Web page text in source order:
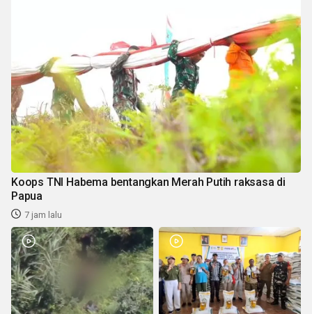
Koops TNI Habema bentangkan Merah Putih raksasa di
Papua
7 jam lalu